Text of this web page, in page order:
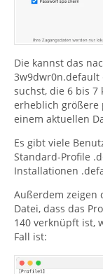
Die kannst das
suchst, die 6 bis 7
erheblich größere
einem aktuellen
Es gibt viele
Standard-Profile
Installationen
Außerdem zeigen
Datei, dass das
140 verknüpft ist,
Fall ist: